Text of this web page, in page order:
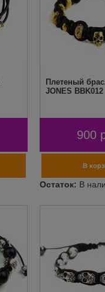
Плетеный
JONES BBK012
900